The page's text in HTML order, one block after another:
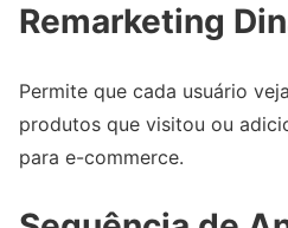
Remarketing
Permite que cada usuário
produtos que visitou ou
para e-commerce.